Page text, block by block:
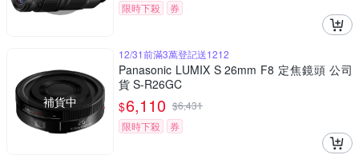
限時下殺
券
補貨中
12/31前滿3萬登記送1212
Panasonic LUMIX S 26mm F8 定焦鏡頭 公司
貨 S-R26GC
$6,110 $6,431
限時下殺
券